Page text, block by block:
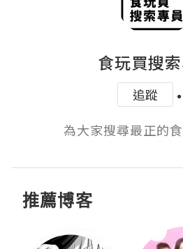
食玩買搜
追蹤
為大家搜尋最正的
推薦博客